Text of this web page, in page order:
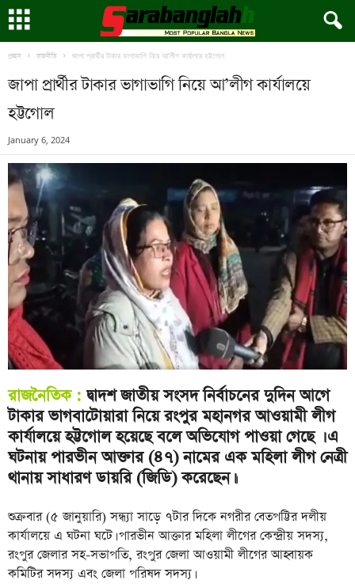
প্রচ্ছদ রাজনীতি জাপা প্রার্থীর টাকার ভাগাভাগি নিয়ে আ’লীগ কার্যালয়ে হট্টগোল
জাপা প্রার্থীর টাকার ভাগাভাগি নিয়ে আ’লীগ কার্যালয়ে
হট্টগোল
January 6, 2024
রাজনৈতিক : দ্বাদশ জাতীয় সংসদ নির্বাচনের দুদিন আগে
টাকার ভাগবাটোয়ারা নিয়ে রংপুর মহানগর আওয়ামী লীগ
কার্যালয়ে হট্টগোল হয়েছে বলে অভিযোগ পাওয়া গেছে । এ
ঘটনায় পারভীন আক্তার (৪৭) নামের এক মহিলা লীগ নেত্রী
থানায় সাধারণ ডায়রি (জিডি) করেছেন।।
শুক্রবার (৫ জানুয়ারি) সন্ধ্যা সাড়ে ৭টার দিকে নগরীর বেতপট্টির দলীয়
কার্যালয়ে এ ঘটনা ঘটে। পারভীন আক্তার মহিলা লীগের কেন্দ্রীয় সদস্য,
রংপুর জেলার সহ-সভাপতি, রংপুর জেলা আওয়ামী লীগের আহ্বায়ক
কমিটির সদস্য এবং জেলা পরিষদ সদস্য।